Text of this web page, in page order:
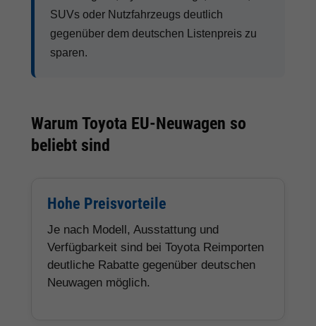
SUVs oder Nutzfahrzeugs deutlich
gegenüber dem deutschen Listenpreis zu
sparen.
Warum Toyota EU-Neuwagen so
beliebt sind
Hohe Preisvorteile
Je nach Modell, Ausstattung und
Verfügbarkeit sind bei Toyota Reimporten
deutliche Rabatte gegenüber deutschen
Neuwagen möglich.